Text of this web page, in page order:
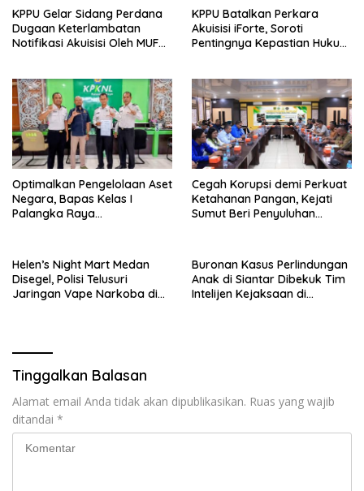
KPPU Gelar Sidang Perdana
Dugaan Keterlambatan
Notifikasi Akuisisi Oleh MUFG
KPPU Batalkan Perkara
Akuisisi iForte, Soroti
Pentingnya Kepastian Hukum
Optimalkan Pengelolaan Aset
Negara, Bapas Kelas I
Palangka Raya
Raya
Cegah Korupsi demi Perkuat
Ketahanan Pangan, Kejati
Sumut Beri Penyuluhan
Helen’s Night Mart Medan
Disegel, Polisi Telusuri
Jaringan Vape Narkoba di
Buronan Kasus Perlindungan
Anak di Siantar Dibekuk Tim
Intelijen Kejaksaan di
Tinggalkan Balasan
Alamat email Anda tidak akan dipublikasikan. Ruas yang wajib
ditandai *